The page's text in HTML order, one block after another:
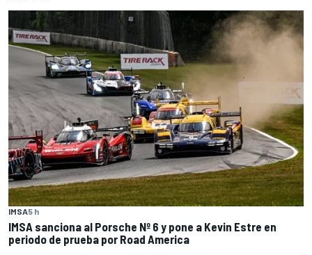
IMSA5 h
IMSA sanciona al Porsche Nº 6 y pone a Kevin Estre en
periodo de prueba por Road America